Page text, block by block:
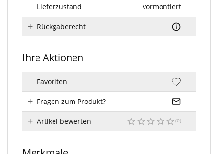
Lieferzustand vormontiert
Rückgaberecht
Ihre Aktionen
Favoriten
Fragen zum Produkt?
Artikel bewerten